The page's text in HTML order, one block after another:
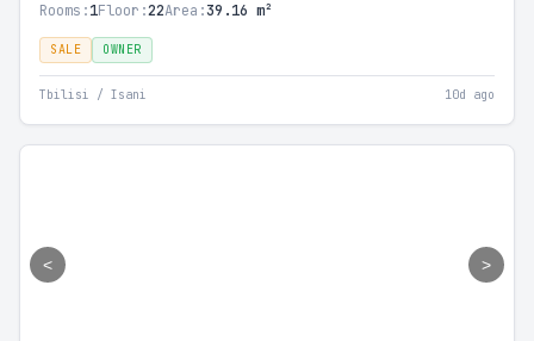
Rooms:1Floor:22Area:39.16 m²
SALE OWNER
Tbilisi / Isani 10d ago
< >